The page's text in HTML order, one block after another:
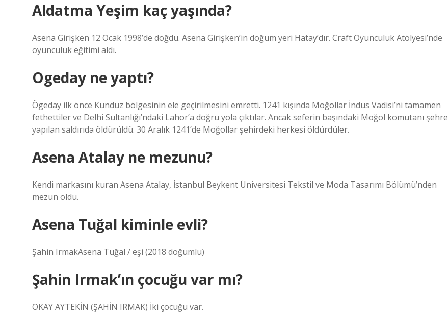
Aldatma Yeşim kaç yaşında?
Asena Girişken 12 Ocak 1998’de doğdu. Asena Girişken’in doğum yeri Hatay’dır. Craft Oyunculuk Atölyesi’nde
oyunculuk eğitimi aldı.
Ogeday ne yaptı?
Ögeday ilk önce Kunduz bölgesinin ele geçirilmesini emretti. 1241 kışında Moğollar İndus Vadisi’ni tamamen
fethettiler ve Delhi Sultanlığı’ndaki Lahor’a doğru yola çıktılar. Ancak seferin başındaki Moğol komutanı şehre
yapılan saldırıda öldürüldü. 30 Aralık 1241’de Moğollar şehirdeki herkesi öldürdüler.
Asena Atalay ne mezunu?
Kendi markasını kuran Asena Atalay, İstanbul Beykent Üniversitesi Tekstil ve Moda Tasarımı Bölümü’nden
mezun oldu.
Asena Tuğal kiminle evli?
Şahin IrmakAsena Tuğal / eşi (2018 doğumlu)
Şahin Irmak’ın çocuğu var mı?
OKAY AYTEKİN (ŞAHİN IRMAK) İki çocuğu var.